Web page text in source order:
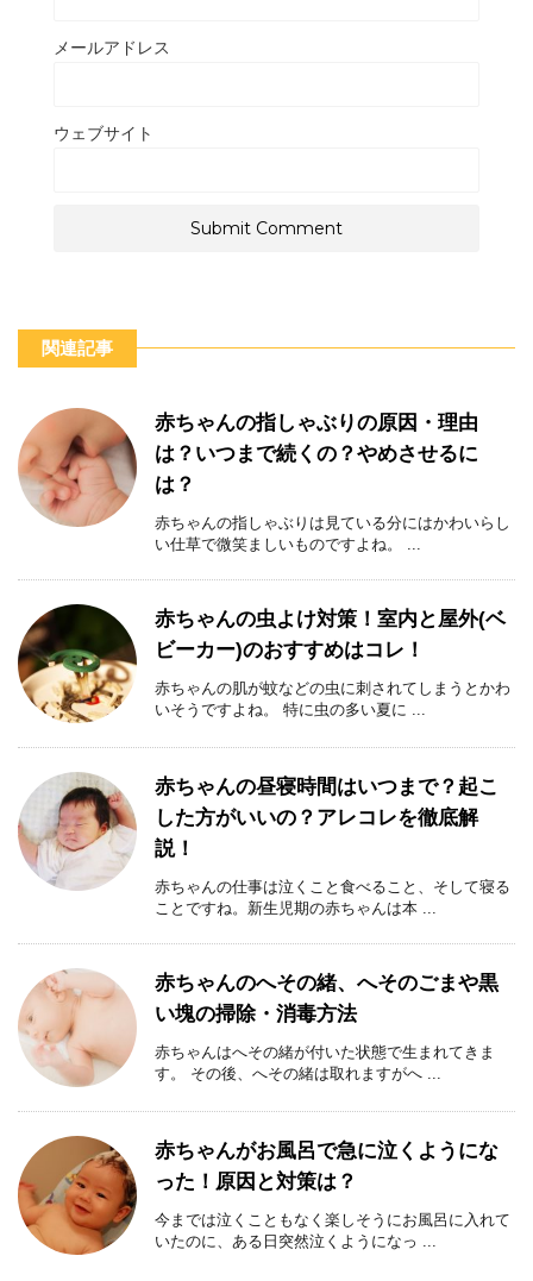
メールアドレス
ウェブサイト
関連記事
赤ちゃんの指しゃぶりの原因・理由
は？いつまで続くの？やめさせるに
は？
赤ちゃんの指しゃぶりは見ている分にはかわいらし
い仕草で微笑ましいものですよね。 ...
赤ちゃんの虫よけ対策！室内と屋外(ベ
ビーカー)のおすすめはコレ！
赤ちゃんの肌が蚊などの虫に刺されてしまうとかわ
いそうですよね。 特に虫の多い夏に ...
赤ちゃんの昼寝時間はいつまで？起こ
した方がいいの？アレコレを徹底解
説！
赤ちゃんの仕事は泣くこと食べること、そして寝る
ことですね。新生児期の赤ちゃんは本 ...
赤ちゃんのへその緒、へそのごまや黒
い塊の掃除・消毒方法
赤ちゃんはへその緒が付いた状態で生まれてきま
す。 その後、へその緒は取れますがへ ...
赤ちゃんがお風呂で急に泣くようにな
った！原因と対策は？
今までは泣くこともなく楽しそうにお風呂に入れて
いたのに、ある日突然泣くようになっ ...